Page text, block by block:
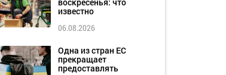
известно
06.08.2026
Одна из стран ЕС
прекращает
предоставлять